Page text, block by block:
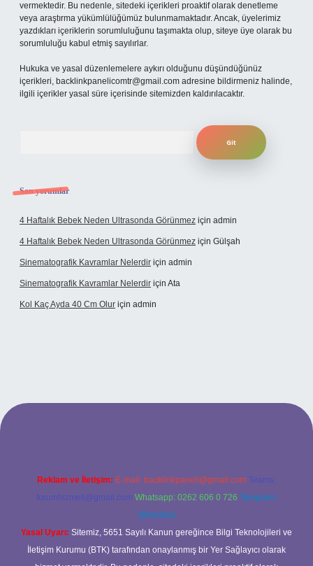
vermektedir. Bu nedenle, sitedeki içerikleri proaktif olarak denetleme
veya araştırma yükümlülüğümüz bulunmamaktadır. Ancak, üyelerimiz
yazdıkları içeriklerin sorumluluğunu taşımakta olup, siteye üye olarak bu
sorumluluğu kabul etmiş sayılırlar.
Hukuka ve yasal düzenlemelere aykırı olduğunu düşündüğünüz
içerikleri, backlinkpanelicomtr@gmail.com adresine bildirmeniz halinde,
ilgili içerikler yasal süre içerisinde sitemizden kaldırılacaktır.
Son yorumlar
4 Haftalık Bebek Neden Ultrasonda Görünmez için admin
4 Haftalık Bebek Neden Ultrasonda Görünmez için Gülşah
Sinematografik Kavramlar Nelerdir için admin
Sinematografik Kavramlar Nelerdir için Ata
Kol Kaç Ayda 40 Cm Olur için admin
betci.co
Reklam ve İletişim: E-mail: backlinkpaneli@gmail.com Teams:
forumhizmeti@gmail.com Whatsapp: 0262 606 0 726 Telegram:
@karabul
Yasal Uyarı: Sitemiz, 5651 Sayılı Kanun gereğince Bilgi Teknolojileri ve
İletişim Kurumu (BTK) tarafından onaylanmış bir Yer Sağlayıcı olarak